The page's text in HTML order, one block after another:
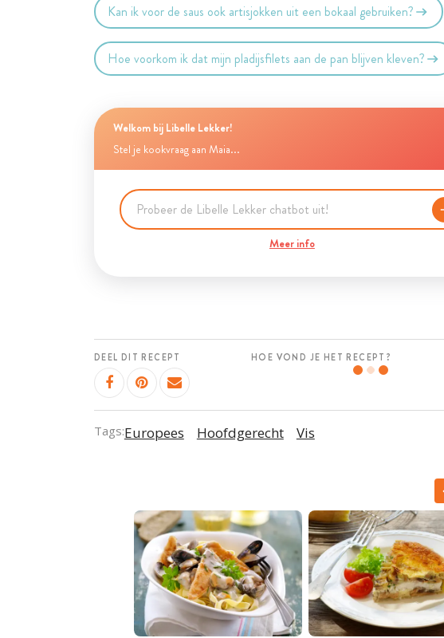
Kan ik voor de saus ook artisjokken uit een bokaal gebruiken?
Hoe voorkom ik dat mijn pladijsfilets aan de pan blijven kleven?
Welkom bij Libelle Lekker!
Stel je kookvraag aan Maia...
Meer info
DEEL DIT RECEPT HOE VOND JE HET RECEPT?
Tags:Europees Hoofdgerecht Vis